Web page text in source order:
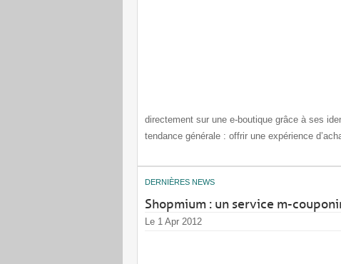
directement sur une e-boutique grâce à ses
tendance générale : offrir une expérience
DERNIÈRES NEWS
Shopmium : un service m-
Le 1 Apr 2012